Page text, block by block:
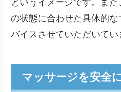
というイメージです。ま
の状態に合わせた具体的
バイスさせていただいてい
マッサージを安全